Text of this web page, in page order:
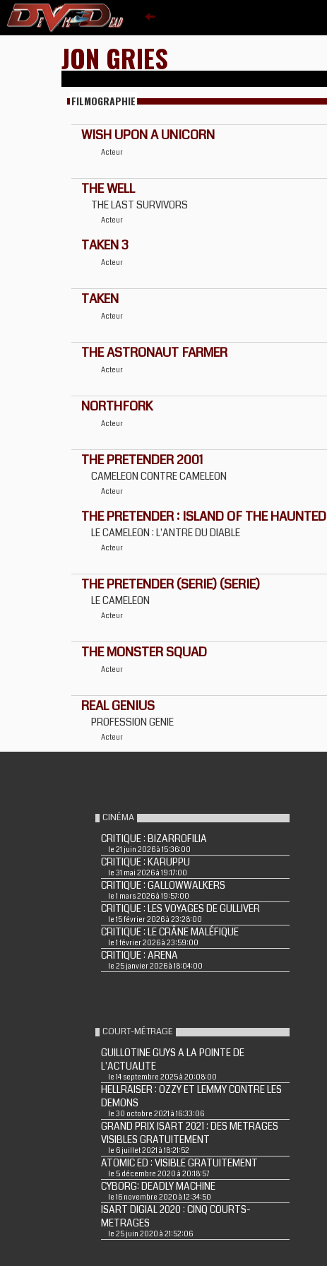
JON GRIES
FILMOGRAPHIE
WISH UPON A UNICORN
Acteur
THE WELL
THE LAST SURVIVORS
Acteur
TAKEN 3
Acteur
TAKEN
Acteur
THE ASTRONAUT FARMER
Acteur
NORTHFORK
Acteur
THE PRETENDER 2001
CAMELEON CONTRE CAMELEON
Acteur
THE PRETENDER : ISLAND OF THE HAUNTED
LE CAMELEON : L'ANTRE DU DIABLE
Acteur
THE PRETENDER (SERIE) (SERIE)
LE CAMELEON
Acteur
THE MONSTER SQUAD
Acteur
REAL GENIUS
PROFESSION GENIE
Acteur
CINÉMA
CRITIQUE : BIZARROFILIA
le 21 juin 2026 à 15:36:00
CRITIQUE : KARUPPU
le 31 mai 2026 à 19:17:00
CRITIQUE : GALLOWWALKERS
le 1 mars 2026 à 19:57:00
CRITIQUE : LES VOYAGES DE GULLIVER
le 15 février 2026 à 23:28:00
CRITIQUE : LE CRÂNE MALÉFIQUE
le 1 février 2026 à 23:59:00
CRITIQUE : ARENA
le 25 janvier 2026 à 18:04:00
COURT-MÉTRAGE
GUILLOTINE GUYS A LA POINTE DE
L'ACTUALITE
le 14 septembre 2025 à 20:08:00
HELLRAISER : OZZY ET LEMMY CONTRE LES
DEMONS
le 30 octobre 2021 à 16:33:06
GRAND PRIX ISART 2021 : DES METRAGES
VISIBLES GRATUITEMENT
le 6 juillet 2021 à 18:21:52
ATOMIC ED : VISIBLE GRATUITEMENT
le 5 décembre 2020 à 20:18:57
CYBORG: DEADLY MACHINE
le 16 novembre 2020 à 12:34:50
ISART DIGIAL 2020 : CINQ COURTS-
METRAGES
le 25 juin 2020 à 21:52:06